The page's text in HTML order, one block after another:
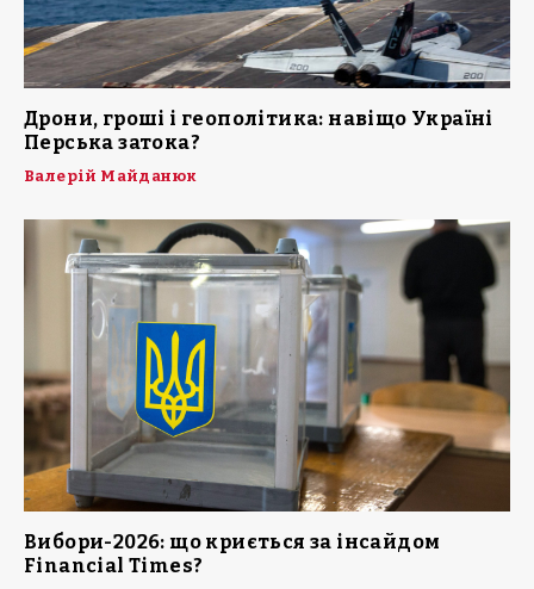
Дрони, гроші і геополітика: навіщо Україні
Перська затока?
Валерій Майданюк
Вибори-2026: що криється за інсайдом
Financial Times?